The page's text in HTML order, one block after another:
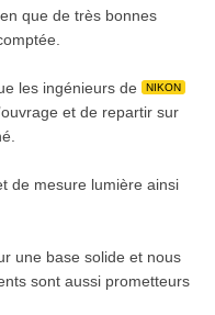
que de très bonnes
les ingénieurs de NIKON
et de repartir sur
de mesure lumière ainsi
une base solide et nous
sont aussi prometteurs